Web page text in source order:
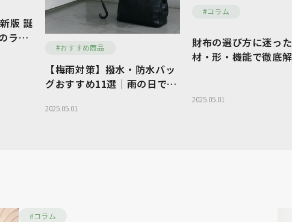
ハンドバッグ
フォーマルバッグ
スマホショルダー
その他バッグ
版 誕
ラッ
#おすすめ商品
【梅雨対策】撥水・防水バッ
グおすすめ11選｜雨の日でも
バッグ
2025.05.01
#コラム
財布の選び方に迷っ
材・形・機能で徹底
2025.05.01
#コラム